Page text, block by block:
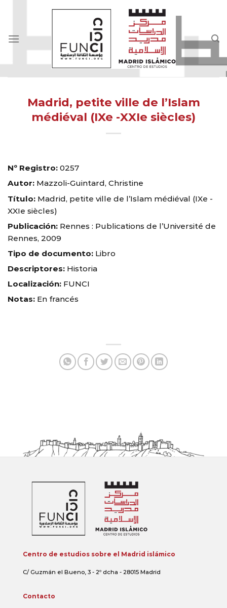
Madrid, petite ville de l’Islam
médiéval (IXe -XXIe siècles)
Nº Registro: 0257
Autor: Mazzoli-Guintard, Christine
Título: Madrid, petite ville de l’Islam médiéval (IXe -
XXIe siècles)
Publicación: Rennes : Publications de l’Université de
Rennes, 2009
Tipo de documento: Libro
Descriptores: Historia
Localización: FUNCI
Notas: En francés
Centro de estudios sobre el Madrid islámico
C/ Guzmán el Bueno, 3 - 2º dcha - 28015 Madrid
Contacto